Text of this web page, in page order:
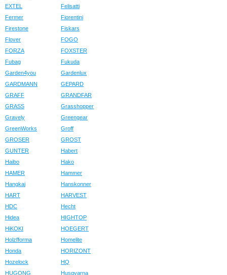
EXTEL
Felisatti
Fermer
Fiorentini
Firestone
Fiskars
Flover
FOGO
FORZA
FOXSTER
Fubag
Fukuda
Garden4you
Gardenlux
GARDMANN
GEPARD
GRAFF
GRANDFAR
GRASS
Grasshopper
Gravely
Greengear
GreenWorks
Groff
GROSER
GROST
GUNTER
Habert
Haibo
Hako
HAMER
Hammer
Hangkai
Hanskonner
HART
HARVEST
HDC
Hecht
Hidea
HIGHTOP
HiKOKI
HOEGERT
Holzfforma
Homelite
Honda
HORIZONT
Hozelock
HQ
HUGONG
Husqvarna